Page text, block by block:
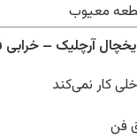
معیوب
کار نمی‌کند
فن